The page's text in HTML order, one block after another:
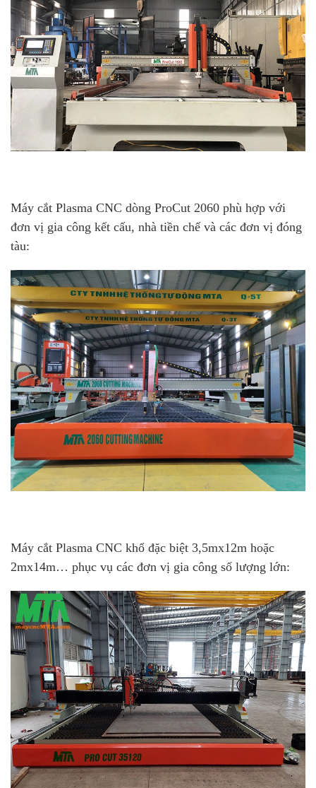
Máy cắt Plasma CNC dòng ProCut 2060 phù hợp với
đơn vị gia công kết cấu, nhà tiền chế và các đơn vị đóng
tàu:
Máy cắt Plasma CNC khổ đặc biệt 3,5mx12m hoặc
2mx14m… phục vụ các đơn vị gia công số lượng lớn: